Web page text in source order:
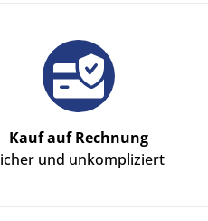
Kauf auf Rechnung
und unkompliziert